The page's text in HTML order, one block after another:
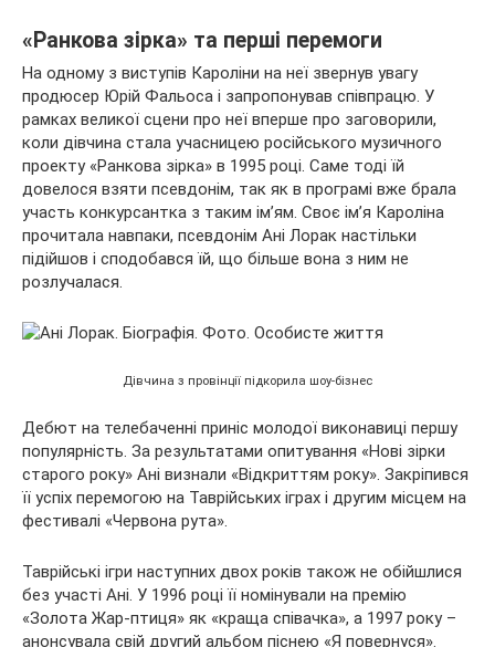
«Ранкова зірка» та перші перемоги
На одному з виступів Кароліни на неї звернув увагу
продюсер Юрій Фальоса і запропонував співпрацю. У
рамках великої сцени про неї вперше про заговорили,
коли дівчина стала учасницею російського музичного
проекту «Ранкова зірка» в 1995 році. Саме тоді їй
довелося взяти псевдонім, так як в програмі вже брала
участь конкурсантка з таким ім’ям. Своє ім’я Кароліна
прочитала навпаки, псевдонім Ані Лорак настільки
підійшов і сподобався їй, що більше вона з ним не
розлучалася.
Дівчина з провінції підкорила шоу-бізнес
Дебют на телебаченні приніс молодої виконавиці першу
популярність. За результатами опитування «Нові зірки
старого року» Ані визнали «Відкриттям року». Закріпився
її успіх перемогою на Таврійських іграх і другим місцем на
фестивалі «Червона рута».
Таврійські ігри наступних двох років також не обійшлися
без участі Ані. У 1996 році її номінували на премію
«Золота Жар-птиця» як «краща співачка», а 1997 року –
анонсувала свій другий альбом піснею «Я повернуся».